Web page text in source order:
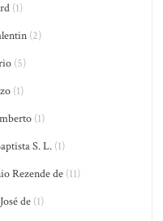
(1)
(2)
(5)
(1)
(1)
S. L.(1)
Rezende de (11)
de (1)